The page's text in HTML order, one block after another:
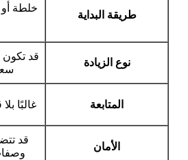
طريقة البداية
خلطة
نوع الزيادة
قد تكون
المتابعة غالبًا
الأمان
قد